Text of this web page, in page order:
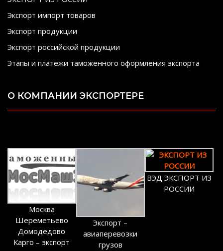
Экспорт импорт товаров
Экспорт продукции
Экспорт российской продукции
Этапы и платежи таможенного оформления экспорта
О КОМПАНИИ ЭКСПОРТЕРЕ
Москва
Шереметьево
Домодедово
Карго – экспорт
Экспорт –
авиаперевозки
грузов
ВЭД ЭКСПОРТ ИЗ
РОССИИ